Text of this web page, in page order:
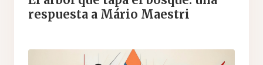
respuesta a Mário Maestri